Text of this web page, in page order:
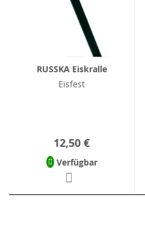
RUSSKA Eiskralle
Eisfest
12,50 €
Verfügbar